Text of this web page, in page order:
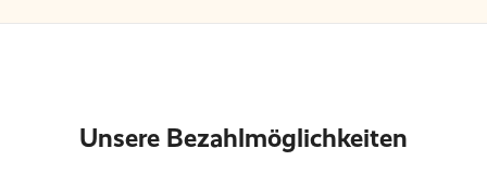
Unsere Bezahlmöglichkeiten